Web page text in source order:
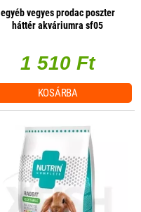
egyéb vegyes prodac poszter
háttér akváriumra sf05
1 510 Ft
KOSÁRBA